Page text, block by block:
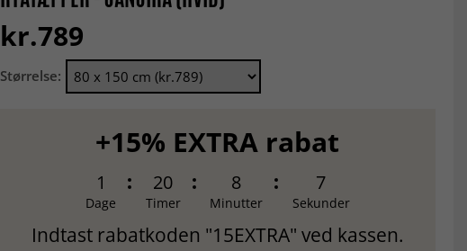
kr.789
Størrelse:
+15% EXTRA rabat
1
Dage
20
Timer
8
Minutter
6
Sekunder
Indtast rabatkoden "15EXTRA" ved kassen.